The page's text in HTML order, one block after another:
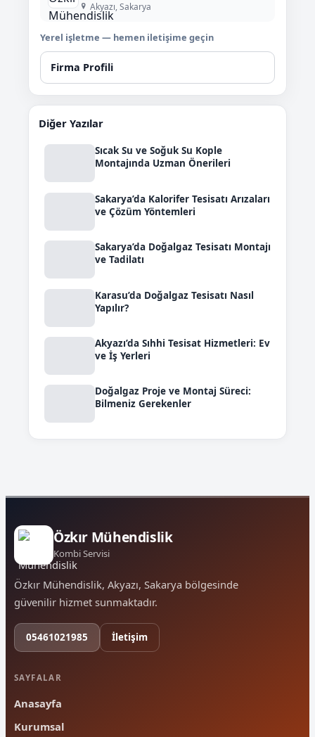
Akyazı, Sakarya
Yerel işletme — hemen iletişime geçin
Firma Profili
Diğer Yazılar
Sıcak Su ve Soğuk Su Kople
Montajında Uzman Önerileri
Sakarya’da Kalorifer Tesisatı Arızaları
ve Çözüm Yöntemleri
Sakarya’da Doğalgaz Tesisatı Montajı
ve Tadilatı
Karasu’da Doğalgaz Tesisatı Nasıl
Yapılır?
Akyazı’da Sıhhi Tesisat Hizmetleri: Ev
ve İş Yerleri
Doğalgaz Proje ve Montaj Süreci:
Bilmeniz Gerekenler
Özkır Mühendislik
Kombi Servisi
Özkır Mühendislik, Akyazı, Sakarya bölgesinde
güvenilir hizmet sunmaktadır.
05461021985 İletişim
SAYFALAR
Anasayfa
Kurumsal